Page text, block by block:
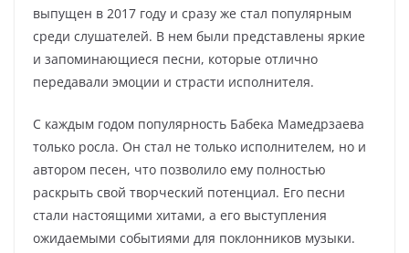
выпущен в 2017 году и сразу же стал популярным
среди слушателей. В нем были представлены яркие
и запоминающиеся песни, которые отлично
передавали эмоции и страсти исполнителя.
С каждым годом популярность Бабека Мамедрзаева
только росла. Он стал не только исполнителем, но и
автором песен, что позволило ему полностью
раскрыть свой творческий потенциал. Его песни
стали настоящими хитами, а его выступления
ожидаемыми событиями для поклонников музыки.